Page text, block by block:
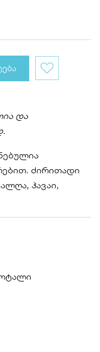
და
ძირითადი
ჰავაი,